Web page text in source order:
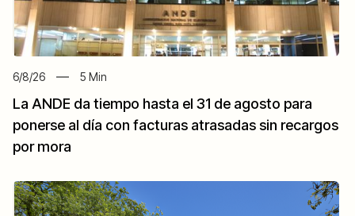
6/8/26 5 Min
La ANDE da tiempo hasta el 31 de agosto para
ponerse al día con facturas atrasadas sin recargos
por mora